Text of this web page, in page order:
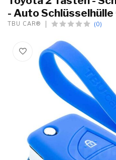
- Auto Schlüsselhülle
TBU CAR® (0)